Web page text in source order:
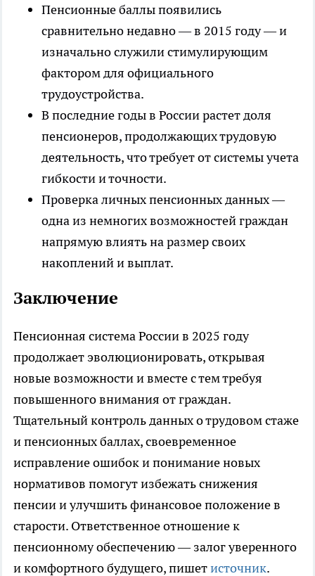
Пенсионные баллы появились
сравнительно недавно — в 2015 году — и
изначально служили стимулирующим
фактором для официального
трудоустройства.
В последние годы в России растет доля
пенсионеров, продолжающих трудовую
деятельность, что требует от системы учета
гибкости и точности.
Проверка личных пенсионных данных —
одна из немногих возможностей граждан
напрямую влиять на размер своих
накоплений и выплат.
Заключение
Пенсионная система России в 2025 году
продолжает эволюционировать, открывая
новые возможности и вместе с тем требуя
повышенного внимания от граждан.
Тщательный контроль данных о трудовом стаже
и пенсионных баллах, своевременное
исправление ошибок и понимание новых
нормативов помогут избежать снижения
пенсии и улучшить финансовое положение в
старости. Ответственное отношение к
пенсионному обеспечению — залог уверенного
и комфортного будущего, пишетисточник.